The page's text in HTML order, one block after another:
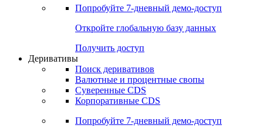
Сравнение ETF & Funds
Поиск Mutual Funds
Попробуйте7-дневный
Откройте глобальную базу данных
Получить доступ
Деривативы
Валютные и процентные свопы